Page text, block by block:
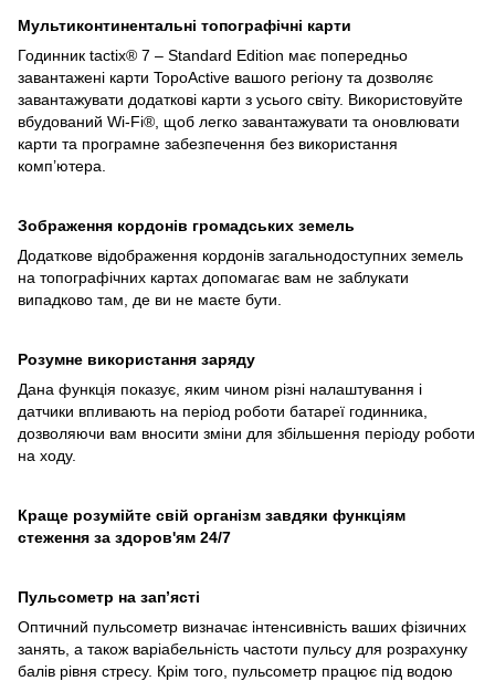
Мультиконтинентальні топографічні карти
Годинник tactix® 7 – Standard Edition має попередньо
завантажені карти TopoActive вашого регіону та дозволяє
завантажувати додаткові карти з усього світу. Використовуйте
вбудований Wi-Fi®, щоб легко завантажувати та оновлювати
карти та програмне забезпечення без використання
комп’ютера.
Зображення кордонів громадських земель
Додаткове відображення кордонів загальнодоступних земель
на топографічних картах допомагає вам не заблукати
випадково там, де ви не маєте бути.
Розумне використання заряду
Дана функція показує, яким чином різні налаштування і
датчики впливають на період роботи батареї годинника,
дозволяючи вам вносити зміни для збільшення періоду роботи
на ходу.
Краще розумійте свій організм завдяки функціям
стеження за здоров'ям 24/7
Пульсометр на зап’ясті
Оптичний пульсометр визначає інтенсивність ваших фізичних
занять, а також варіабельність частоти пульсу для розрахунку
балів рівня стресу. Крім того, пульсометр працює під водою